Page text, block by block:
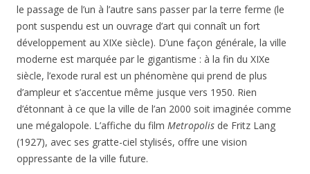
le passage de l’un à l’autre sans passer par la terre ferme (le
pont suspendu est un ouvrage d’art qui connaît un fort
développement au XIXe siècle). D’une façon générale, la ville
moderne est marquée par le gigantisme : à la fin du XIXe
siècle, l’exode rural est un phénomène qui prend de plus
d’ampleur et s’accentue même jusque vers 1950. Rien
d’étonnant à ce que la ville de l’an 2000 soit imaginée comme
une mégalopole. L’affiche du film Metropolis de Fritz Lang
(1927), avec ses gratte-ciel stylisés, offre une vision
oppressante de la ville future.